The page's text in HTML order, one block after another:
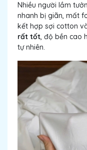
Nhiều người lầm
nhanh bị giãn, mất
kết hợp sợi cotton
rất tốt, độ bền cao
tự nhiên.